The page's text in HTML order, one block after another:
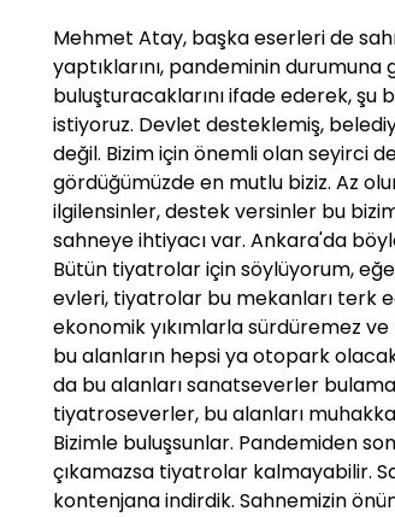
Mehmet Atay, başka eserleri de
yaptıklarını, pandeminin durumuna
buluşturacaklarını ifade ederek, şu
istiyoruz. Devlet desteklemiş,
değil. Bizim için önemli olan seyirci
gördüğümüzde en mutlu biziz. Az
ilgilensinler, destek versinler bu
sahneye ihtiyacı var. Ankara'da
Bütün tiyatrolar için söylüyorum,
evleri, tiyatrolar bu mekanları terk
ekonomik yıkımlarla sürdüremez
bu alanların hepsi ya otopark
da bu alanları sanatseverler
tiyatroseverler, bu alanları
Bizimle buluşsunlar. Pandemiden
çıkamazsa tiyatrolar kalmayabilir.
kontenjana indirdik. Sahnemizin